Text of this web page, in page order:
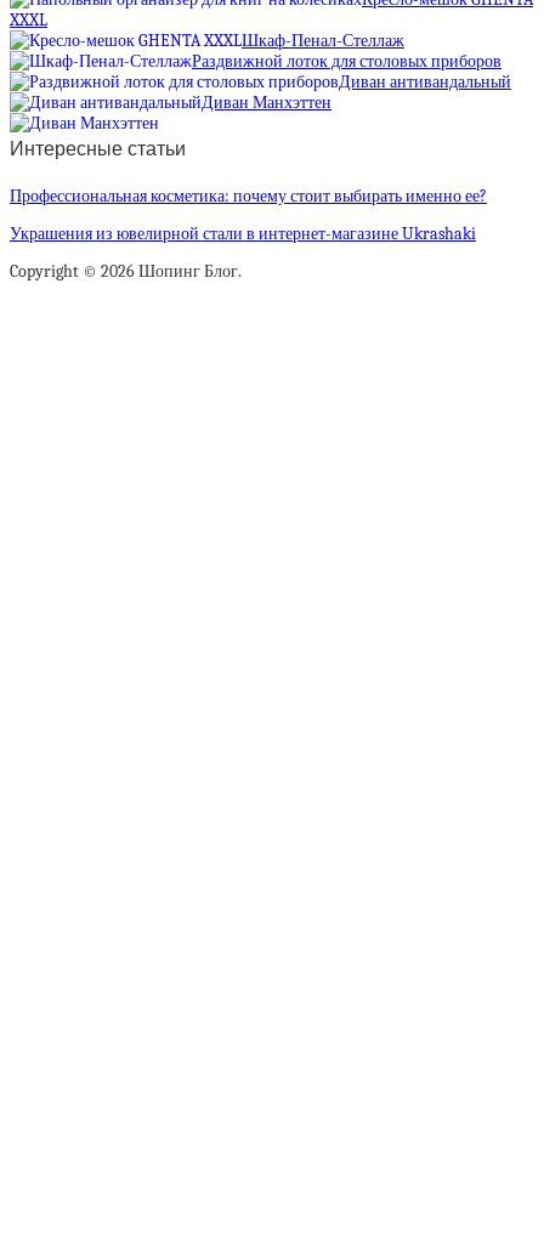
XXXL
Шкаф-Пенал-Стеллаж
Раздвижной лоток для столовых приборов
Диван антивандальный
Диван Манхэттен
Интересные статьи
Профессиональная косметика: почему стоит выбирать именно ее?
Украшения из ювелирной стали в интернет-магазине Ukrashaki
Copyright © 2026 Шопинг Блог.